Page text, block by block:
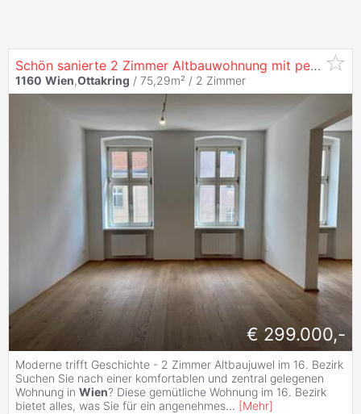
Schön sanierte 2 Zimmer Altbauwohnung mit perfekter Verkehrsanbindung in
1160 Wien,Ottakring / 75,29m² / 2 Zimmer
€ 299.000,-
Moderne trifft Geschichte - 2 Zimmer Altbaujuwel im 16. Bezirk
Suchen Sie nach einer komfortablen und zentral gelegenen
Wohnung in Wien? Diese gemütliche Wohnung im 16. Bezirk
bietet alles, was Sie für ein angenehmes... [Mehr]